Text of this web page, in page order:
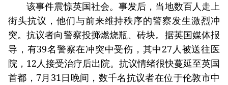
该事件震惊英国社会。事发后，当地数百人走上
街头抗议，他们与前来维持秩序的警察发生激烈冲
突。抗议者向警察投掷燃烧瓶、砖块。据英国媒体报
导，有39名警察在冲突中受伤，其中27人被送往医
院，12人接受治疗后出院。抗议情绪很快蔓延至英国
首都，7月31日晚间，数千名抗议者在位于伦敦市中